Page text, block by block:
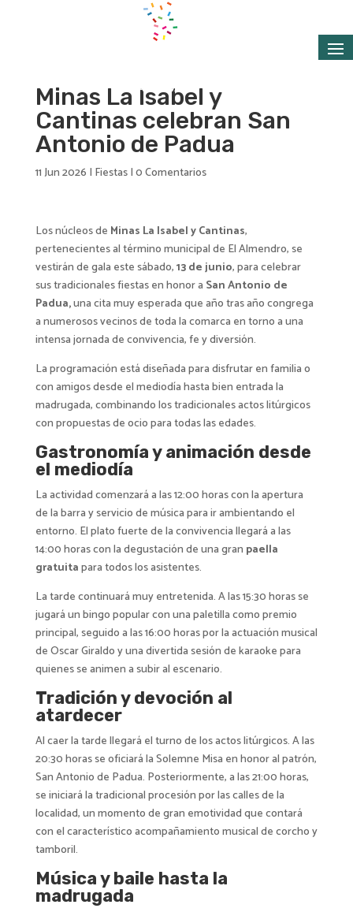
Minas La Isabel y
Cantinas celebran San
Antonio de Padua
11 Jun 2026 | Fiestas|0 Comentarios
Los núcleos de Minas La Isabel y Cantinas,
pertenecientes al término municipal de El Almendro, se
vestirán de gala este sábado,13 de junio, para celebrar
sus tradicionales fiestas en honor a San Antonio de
Padua,una cita muy esperada que año tras año congrega
a numerosos vecinos de toda la comarca en torno a una
intensa jornada de convivencia, fe y diversión.
La programación está diseñada para disfrutar en familia o
con amigos desde el mediodía hasta bien entrada la
madrugada, combinando los tradicionales actos litúrgicos
con propuestas de ocio para todas las edades.
Gastronomía y animación desde
el mediodía
La actividad comenzará a las 12:00 horas con la apertura
de la barra y servicio de música para ir ambientando el
entorno. El plato fuerte de la convivencia llegará a las
14:00 horas con la degustación de una gran paella
gratuitapara todos los asistentes.
La tarde continuará muy entretenida. A las 15:30 horas se
jugará un bingo popular con una paletilla como premio
principal, seguido a las 16:00 horas por la actuación musical
de Oscar Giraldo y una divertida sesión de karaoke para
quienes se animen a subir al escenario.
Tradición y devoción al
atardecer
Al caer la tarde llegará el turno de los actos litúrgicos. A las
20:30 horas se oficiará la Solemne Misa en honor al patrón,
San Antonio de Padua. Posteriormente, a las 21:00 horas,
se iniciará la tradicional procesión por las calles de la
localidad, un momento de gran emotividad que contará
con el característico acompañamiento musical de corcho y
tamboril.
Música y baile hasta la
madrugada